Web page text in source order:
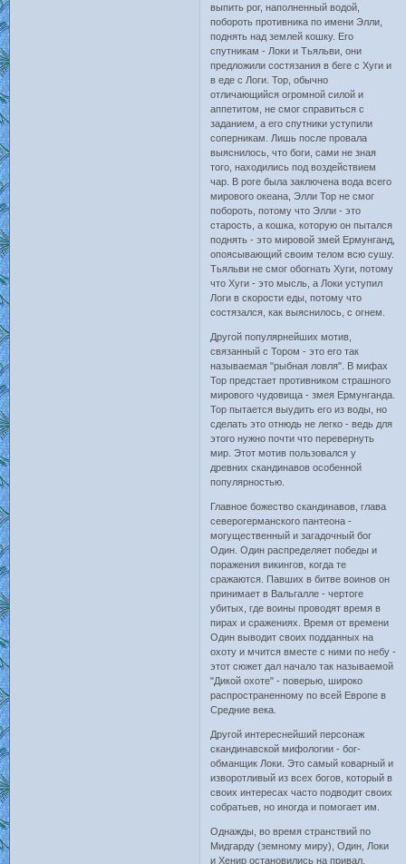
выпить рог, наполненный водой,
побороть противника по имени Элли,
поднять над землей кошку. Его
спутникам - Локи и Тьяльви, они
предложили состязания в беге с Хуги и
в еде с Логи. Тор, обычно
отличающийся огромной силой и
аппетитом, не смог справиться с
заданием, а его спутники уступили
соперникам. Лишь после провала
выяснилось, что боги, сами не зная
того, находились под воздействием
чар. В роге была заключена вода всего
мирового океана, Элли Тор не смог
побороть, потому что Элли - это
старость, а кошка, которую он пытался
поднять - это мировой змей Ермунганд,
опоясывающий своим телом всю сушу.
Тьяльви не смог обогнать Хуги, потому
что Хуги - это мысль, а Локи уступил
Логи в скорости еды, потому что
состязался, как выяснилось, с огнем.
Другой популярнейших мотив,
связанный с Тором - это его так
называемая "рыбная ловля". В мифах
Тор предстает противником страшного
мирового чудовища - змея Ермунганда.
Тор пытается выудить его из воды, но
сделать это отнюдь не легко - ведь для
этого нужно почти что перевернуть
мир. Этот мотив пользовался у
древних скандинавов особенной
популярностью.
Главное божество скандинавов, глава
северогерманского пантеона -
могущественный и загадочный бог
Один. Один распределяет победы и
поражения викингов, когда те
сражаются. Павших в битве воинов он
принимает в Вальгалле - чертоге
убитых, где воины проводят время в
пирах и сражениях. Время от времени
Один выводит своих подданных на
охоту и мчится вместе с ними по небу -
этот сюжет дал начало так называемой
"Дикой охоте" - поверью, широко
распространенному по всей Европе в
Средние века.
Другой интереснейший персонаж
скандинавской мифологии - бог-
обманщик Локи. Это самый коварный и
изворотливый из всех богов, который в
своих интересах часто подводит своих
собратьев, но иногда и помогает им.
Однажды, во время странствий по
Мидгарду (земному миру), Один, Локи
и Хенир остановились на привал.